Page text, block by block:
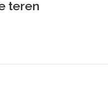
teren